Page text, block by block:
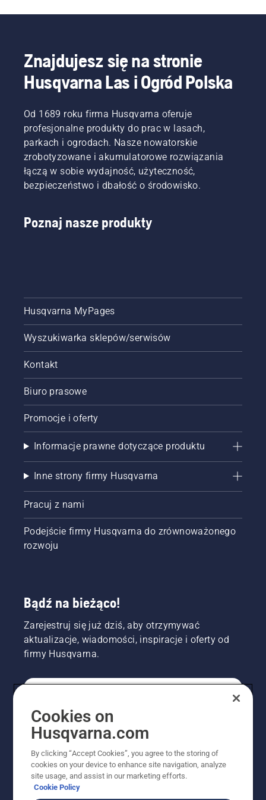
dana
najlepszym
wyborem.
Husqvarna
T540
XP®
kilka
zamierzasz
korzystać.
pomogą
Ci
wybrać
odpowiedni
rozmiar i
rodzaj
pilarki.
Znajdujesz się na stronie
Husqvarna Las i Ogród Polska
Od 1689 roku firma Husqvarna oferuje
profesjonalne produkty do prac w lasach,
parkach i ogrodach. Nasze nowatorskie
zrobotyzowane i akumulatorowe rozwiązania
łączą w sobie wydajność, użyteczność,
bezpieczeństwo i dbałość o środowisko.
Poznaj nasze produkty
Husqvarna MyPages
Wyszukiwarka sklepów/serwisów
Kontakt
Biuro prasowe
Promocje i oferty
Informacje prawne dotyczące produktu
Inne strony firmy Husqvarna
Pracuj z nami
Podejście firmy Husqvarna do zrównoważonego
rozwoju
Bądź na bieżąco!
Zarejestruj się już dziś, aby otrzymywać
aktualizacje, wiadomości, inspiracje i oferty od
firmy Husqvarna.
PROFESJONALISTA
Cookies on
Husqvarna.com
By clicking “Accept Cookies”, you agree to the storing of
cookies on your device to enhance site navigation, analyze
site usage, and assist in our marketing efforts.
Cookie Policy